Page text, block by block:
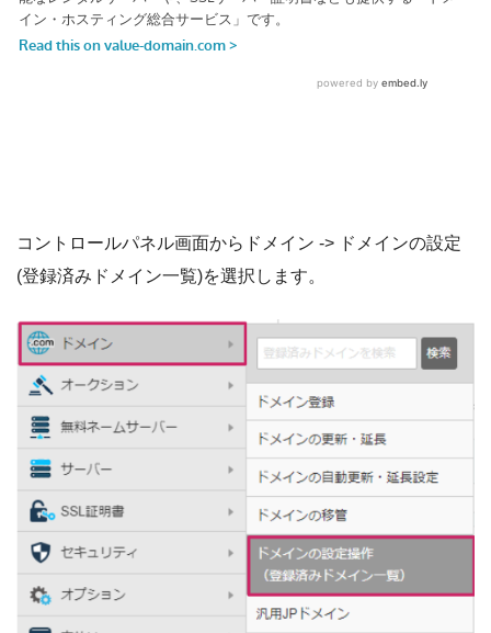
コントロールパネル画面からドメイン -> ドメインの設定
(登録済みドメイン一覧)を選択します。